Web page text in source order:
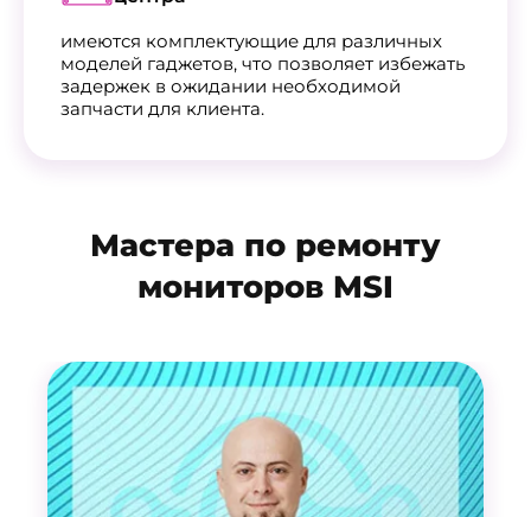
имеются комплектующие для различных
моделей гаджетов, что позволяет избежать
задержек в ожидании необходимой
запчасти для клиента.
Мастера по ремонту
мониторов MSI